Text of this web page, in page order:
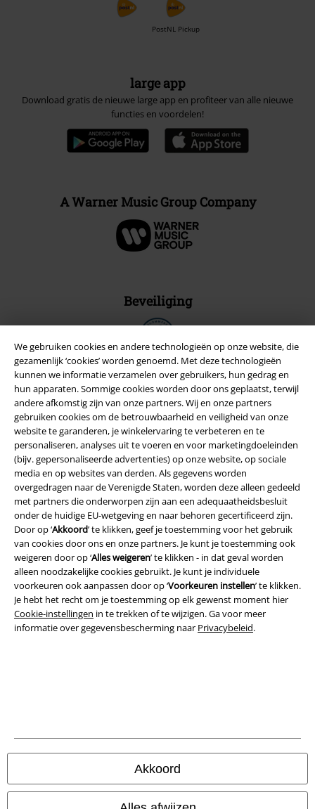
We gebruiken cookies en andere technologieën op onze website, die
gezamenlijk ‘cookies’ worden genoemd. Met deze technologieën
kunnen we informatie verzamelen over gebruikers, hun gedrag en
hun apparaten. Sommige cookies worden door ons geplaatst, terwijl
andere afkomstig zijn van onze partners. Wij en onze partners
gebruiken cookies om de betrouwbaarheid en veiligheid van onze
website te garanderen, je winkelervaring te verbeteren en te
personaliseren, analyses uit te voeren en voor marketingdoeleinden
(bijv. gepersonaliseerde advertenties) op onze website, op sociale
media en op websites van derden. Als gegevens worden
overgedragen naar de Verenigde Staten, worden deze alleen gedeeld
met partners die onderworpen zijn aan een adequaatheidsbesluit
onder de huidige EU-wetgeving en naar behoren gecertificeerd zijn.
Door op ‘Akkoord’ te klikken, geef je toestemming voor het gebruik
van cookies door ons en onze partners. Je kunt je toestemming ook
weigeren door op ‘Alles weigeren’ te klikken - in dat geval worden
alleen noodzakelijke cookies gebruikt. Je kunt je individuele
voorkeuren ook aanpassen door op ‘Voorkeuren instellen’ te klikken.
Je hebt het recht om je toestemming op elk gewenst moment hier
Cookie-instellingen in te trekken of te wijzigen. Ga voor meer
informatie over gegevensbescherming naar Privacybeleid.
Akkoord
PostNL Pickup
large app
Download gratis de nieuwe large app en profiteer van alle nieuwe
functies en voordelen!
A Warner Music Group Company
Beveiliging
Legal
Algemene Voorwaarden
Bedrijfsgegevens
Privacyverklaring
Verklaring van conformiteit
Alle prijzen incl.wettelijke BTW
© 1986-2026 Large Popmerchandising BV